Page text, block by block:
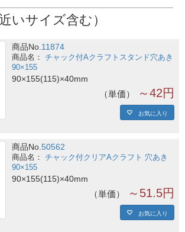
いサイズ含む）
商品No.11874
チャック付Aクラフトスタンド穴あき
90×155
90×155(115)×40mm
単価 ～42円
お気に入り
商品No.50562
チャック付クリアAクラフト 穴あき
90×155
90×155(115)×40mm
単価 ～51.5円
お気に入り